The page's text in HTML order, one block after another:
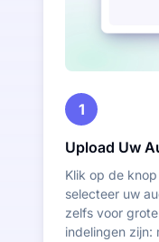
1
Upload Uw
Klik op de
selecteer uw
zelfs voor
indelingen zijn: